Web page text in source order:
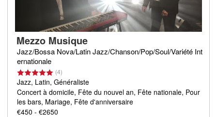
Mezzo Musique
Jazz/Bossa Nova/Latin Jazz/Chanson/Pop/Soul/Variété Int
ernationale
(4)
Jazz, Latin, Généraliste
Concert à domicile, Fête du nouvel an, Fête nationale, Pour
les bars, Mariage, Fête d'anniversaire
€450 - €2650